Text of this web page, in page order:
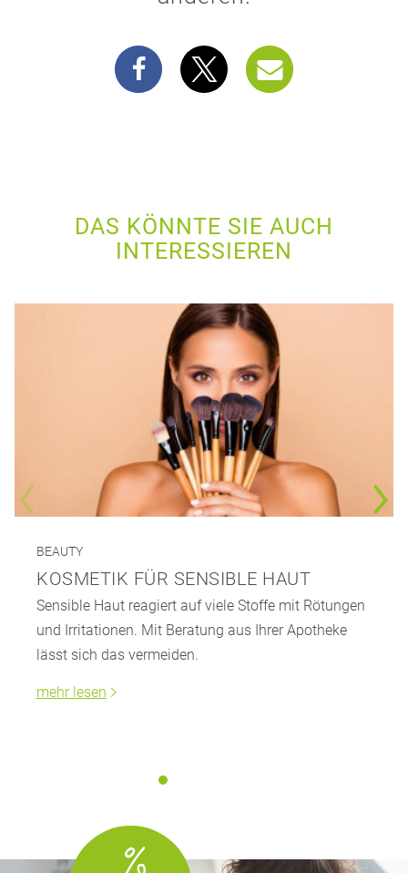
DAS KÖNNTE SIE AUCH
INTERESSIEREN
BEAUTY
KOSMETIK FÜR SENSIBLE HAUT
Sensible Haut reagiert auf viele Stoffe mit Rötungen
und Irritationen. Mit Beratung aus Ihrer Apotheke
lässt sich das vermeiden.
mehr lesen